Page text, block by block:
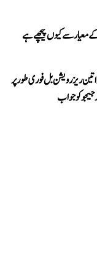
یونیسکو کے 15 فیصد کے معیار سے کیوں پیچھے ہے
ریزرویشن بل فوری طور پر
کو جواب